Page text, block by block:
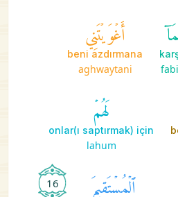
أَغۡوَيۡتَنِي
beni azdırmana
aghwaytani
لَهُمۡ
onlar(ı saptırmak) için
lahum
ٱلۡمُسۡتَقِيمَ 16